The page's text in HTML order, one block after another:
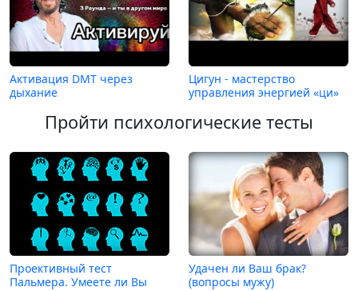
Активация DMT через
дыхание
Цигун - мастерство
управления энергией «ци»
Пройти психологические тесты
Проективный тест
Пальмера. Умеете ли Вы
Удачен ли Ваш брак?
(вопросы мужу)